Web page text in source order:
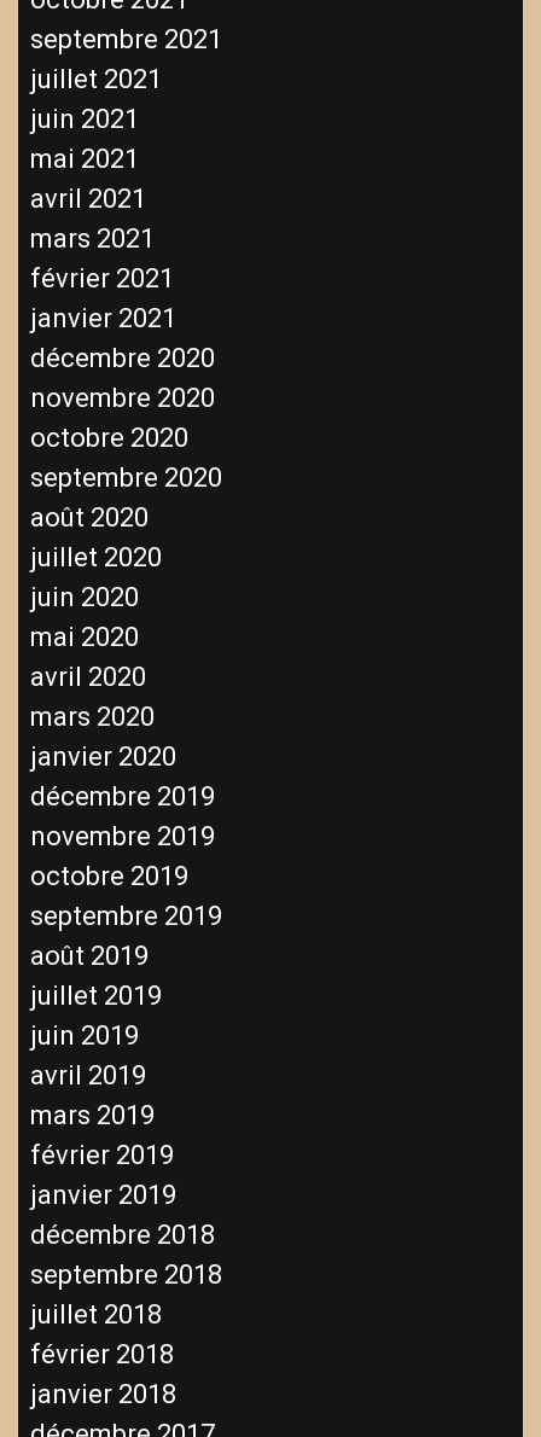
septembre 2021
juillet 2021
juin 2021
mai 2021
avril 2021
mars 2021
février 2021
janvier 2021
décembre 2020
novembre 2020
octobre 2020
septembre 2020
août 2020
juillet 2020
juin 2020
mai 2020
avril 2020
mars 2020
janvier 2020
décembre 2019
novembre 2019
octobre 2019
septembre 2019
août 2019
juillet 2019
juin 2019
avril 2019
mars 2019
février 2019
janvier 2019
décembre 2018
septembre 2018
juillet 2018
février 2018
janvier 2018